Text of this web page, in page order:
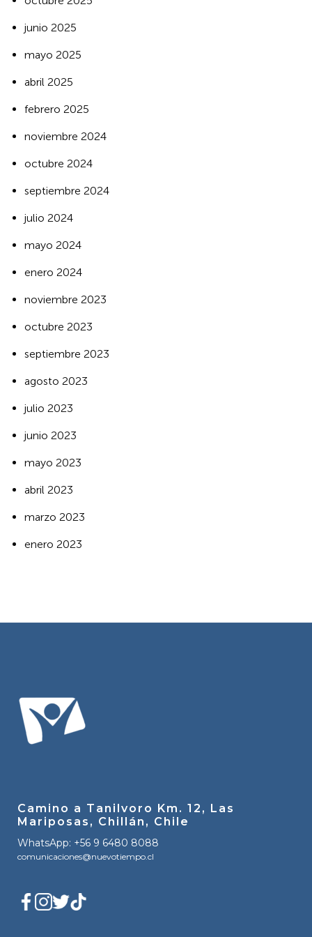
junio 2025
mayo 2025
abril 2025
febrero 2025
noviembre 2024
octubre 2024
septiembre 2024
julio 2024
mayo 2024
enero 2024
noviembre 2023
octubre 2023
septiembre 2023
agosto 2023
julio 2023
junio 2023
mayo 2023
abril 2023
marzo 2023
enero 2023
Camino a Tanilvoro Km. 12, Las
Mariposas, Chillán, Chile
WhatsApp: +56 9 6480 8088
comunicaciones@nuevotiempo.cl